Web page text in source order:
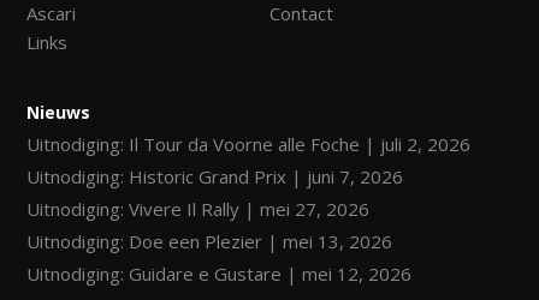
Ascari
Contact
Links
Nieuws
Uitnodiging: Il Tour da Voorne alle Foche | juli 2, 2026
Uitnodiging: Historic Grand Prix | juni 7, 2026
Uitnodiging: Vivere Il Rally | mei 27, 2026
Uitnodiging: Doe een Plezier | mei 13, 2026
Uitnodiging: Guidare e Gustare | mei 12, 2026